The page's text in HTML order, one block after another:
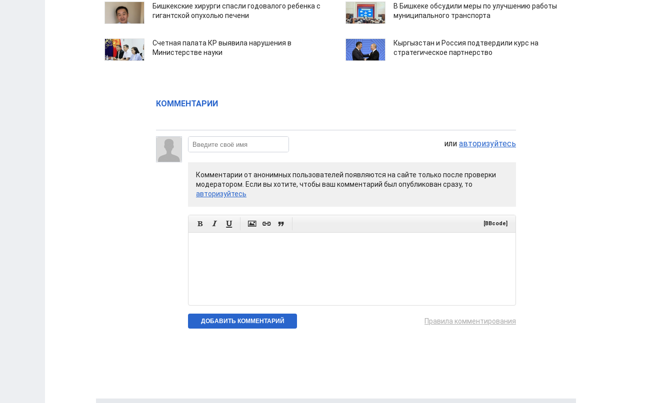
Бишкекские хирурги спасли годовалого ребенка с
гигантской опухолью печени
В Бишкеке обсудили меры по улучшению работы
муниципального транспорта
Счетная палата КР выявила нарушения в
Министерстве науки
Кыргызстан и Россия подтвердили курс на
стратегическое партнерство
КОММЕНТАРИИ
или авторизуйтесь
Комментарии от анонимных пользователей появляются на сайте только после проверки
модератором. Если вы хотите, чтобы ваш комментарий был опубликован сразу, то
авторизуйтесь
      [BBcode]
Правила комментирования